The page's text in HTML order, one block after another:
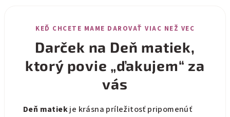
KEĎ CHCETE MAME DAROVAŤ VIAC NEŽ VEC
Darček na Deň matiek,
ktorý povie „ďakujem“ za
vás
Deň matiekje krásna príležitosť pripomenúť